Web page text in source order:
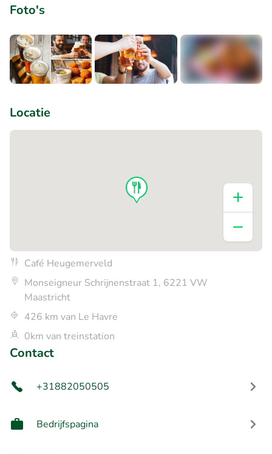
Foto's
Locatie
Café Heugemerveld
Monseigneur Schrijnenstraat 1, 6221 VW
Maastricht
426 km van Le Havre
0km van treinstation
Contact
+31882050505
Bedrijfspagina